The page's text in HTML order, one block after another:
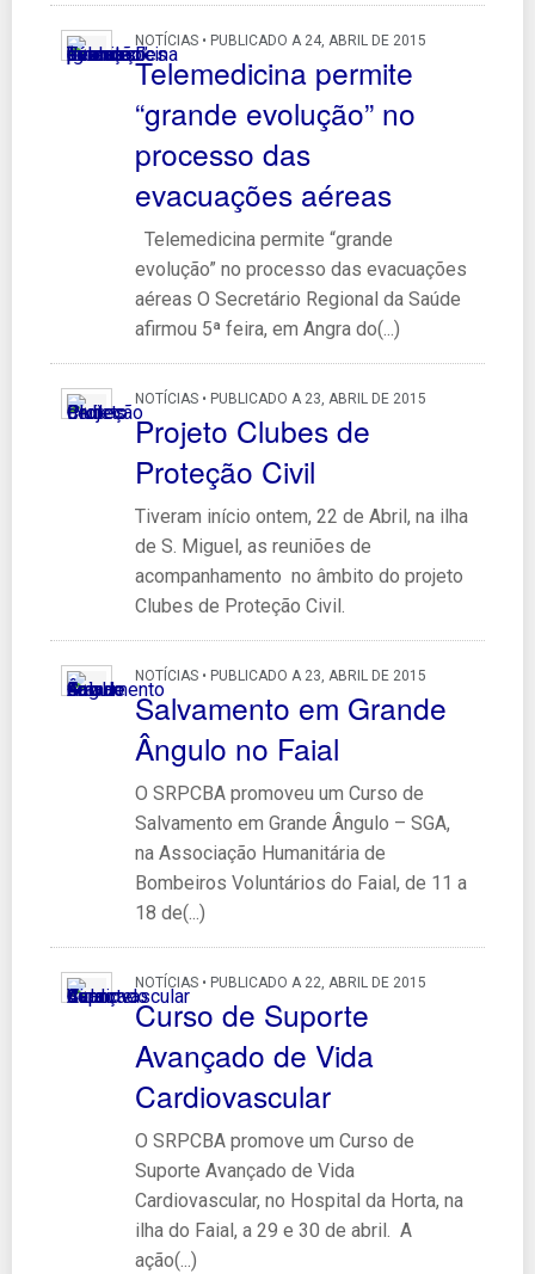
NOTÍCIAS • PUBLICADO A 24, ABRIL DE 2015
Telemedicina permite
“grande evolução” no
processo das
evacuações aéreas
Telemedicina permite “grande
evolução” no processo das evacuações
aéreas O Secretário Regional da Saúde
afirmou 5ª feira, em Angra do(...)
NOTÍCIAS • PUBLICADO A 23, ABRIL DE 2015
Projeto Clubes de
Proteção Civil
Tiveram início ontem, 22 de Abril, na ilha
de S. Miguel, as reuniões de
acompanhamento no âmbito do projeto
Clubes de Proteção Civil.
NOTÍCIAS • PUBLICADO A 23, ABRIL DE 2015
Salvamento em Grande
Ângulo no Faial
O SRPCBA promoveu um Curso de
Salvamento em Grande Ângulo – SGA,
na Associação Humanitária de
Bombeiros Voluntários do Faial, de 11 a
18 de(...)
NOTÍCIAS • PUBLICADO A 22, ABRIL DE 2015
Curso de Suporte
Avançado de Vida
Cardiovascular
O SRPCBA promove um Curso de
Suporte Avançado de Vida
Cardiovascular, no Hospital da Horta, na
ilha do Faial, a 29 e 30 de abril. A
ação(...)